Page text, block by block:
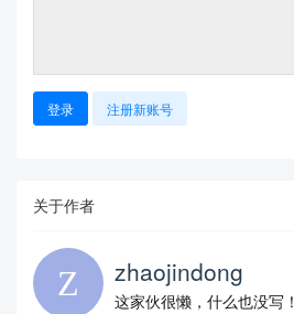
登录 注册新账号
关于作者
zhaojindong
这家伙很懒，什么也没写！